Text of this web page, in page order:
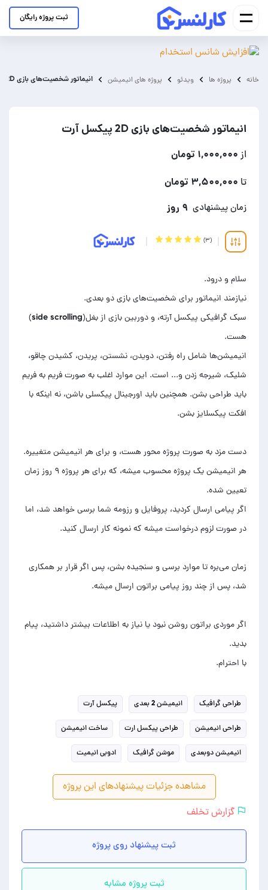
ثبت پروژه رایگان
خانه پروژه ها ویدئو پروژه های انیمیشن انیماتور شخصیت‌های بازی 2D پیکسل آرت
انیماتور شخصیت‌های بازی 2D پیکسل آرت
از ۱,۰۰۰,۰۰۰ تومان
تا ۳,۵۰۰,۰۰۰ تومان
زمان پیشنهادی ۹ روز
(۳)
سبک گرافیکی پیکسل آرته، و دوربین بازی از بغل(side scrolling)
انیمیشن‌ها شامل راه رفتن، دویدن، نشستن، پریدن، کشیدن چاقو،
شلیک، شیرجه زدن و... است. این موارد اغلب به صورت فریم به فریم
باید طراحی بشن. همچنین باید اورجینال پیکسلی باشن، نه اینکه با
دست مزد به صورت پروژه محور هست، و برای هر انیمیشن متغییره.
هر انیمیشن یک پروژه محسوب میشه، که برای هر پروژه ۹ روز زمان
اگر پیامی ارسال کردید، پروفایل و رزومه شما برسی خواهد شد، اما
زمان می‌بره تا موارد برسی و سنجیده بشن، پس اگر قرار بر همکاری
اگر موردی براتون روشن نبود یا نیاز به اطلاعات بیشتر داشتید، پیام
با احترام.
طراحی گرافیک انیمیشن 2 بعدی پیکسل آرت
طراحی انیمیشن طراحی پیکسل ارت ساخت انیمیشن
انیمیشن دوبعدی موشن گرافیک ادوبی انیمیت
مشاهده جزئیات پیشنهادهای این پروژه
گزارش تخلف
ثبت پیشنهاد روی پروژه
ثبت پروژه مشابه